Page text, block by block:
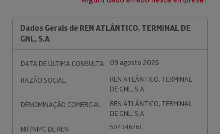
Dados Gerais de REN ATLÂNTICO, TERMINAL DE
GNL, S.A
DATA DE ÚLTIMA CONSULTA
09 agosto 2026
RAZÃO SOCIAL
REN ATLÂNTICO, TERMINAL
DE GNL, S.A
DENOMINAÇÃO COMERCIAL
REN ATLÂNTICO, TERMINAL
DE GNL, S.A
NIF/NIPC DE REN
504346261